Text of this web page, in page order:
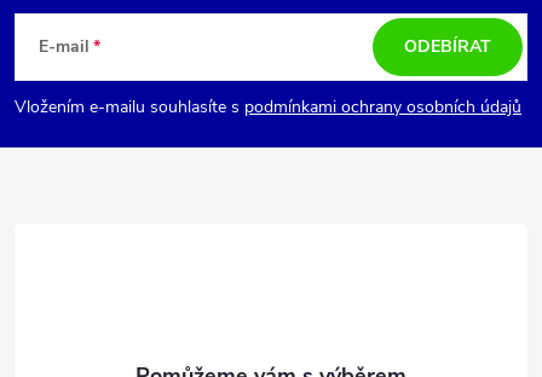
p
a
E-mail
Vložením e-mailu souhlasíte s podmínkami ochrany osobních údajů
ODEBÍRAT